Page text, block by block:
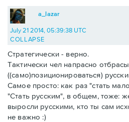
a_lazar
July 21 2014, 05:39:38 UTC
COLLAPSE
Стратегически - верно.
Тактически чел напрасно
((само)позиционироваться)
Самое просто: как раз "стать
"Стать русским", в общем, тоже:
выросли русскими, кто ты сам
не важно :)